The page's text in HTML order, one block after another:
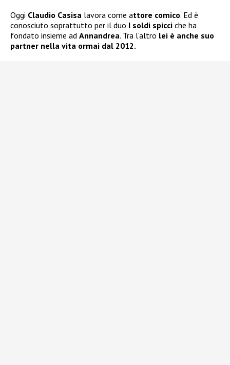
Oggi Claudio Casisa lavora come attore comico. Ed è
conosciuto soprattutto per il duo I soldi spicci che ha
fondato insieme ad Annandrea. Tra l’altro lei è anche suo
partner nella vita ormai dal 2012.